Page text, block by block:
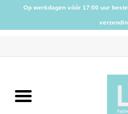
Home
Op werkdagen vóór 17:00 uur